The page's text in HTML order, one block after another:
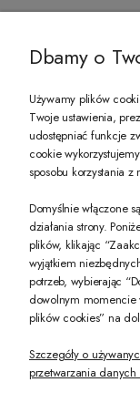
PREZENT
-10% na pierwsze
Twoje dane będą
Dbamy o
Używamy plików
Twoje ustawienia,
udostępniać funkcje
cookie
sposobu korzystania z
Domyślnie włączone
działania strony.
plików, klikając
wyjątkiem
potrzeb, wybierając
dowolnym momencie
plików cookies” na
Szczegóły o
przetwarzania danych